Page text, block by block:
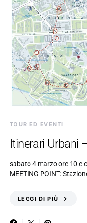
TOUR ED EVENTI
Itinerari Urbani
sabato 4 marzo ore 10 e
MEETING POINT:
LEGGI DI PIÙ